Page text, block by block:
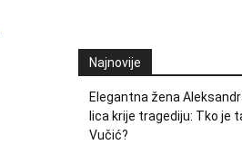
Najnovije
Elegantna žena
lica krije tragediju: Tko je
Vučić?